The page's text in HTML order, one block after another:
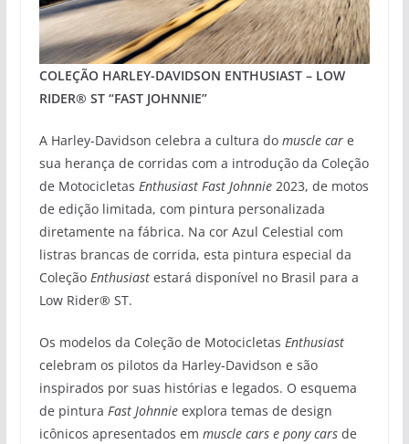
COLEÇÃO HARLEY-DAVIDSON ENTHUSIAST – LOW
RIDER® ST “FAST JOHNNIE”
A Harley-Davidson celebra a cultura do muscle care
sua herança de corridas com a introdução da Coleção
de Motocicletas Enthusiast Fast Johnnie2023, de motos
de edição limitada, com pintura personalizada
diretamente na fábrica. Na cor Azul Celestial com
listras brancas de corrida, esta pintura especial da
Coleção Enthusiastestará disponível no Brasil para a
Low Rider® ST.
Os modelos da Coleção de Motocicletas Enthusiast
celebram os pilotos da Harley-Davidson e são
inspirados por suas histórias e legados. O esquema
de pintura Fast Johnnieexplora temas de design
icônicos apresentados em muscle cars e pony carsde